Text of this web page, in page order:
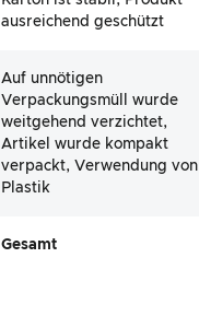
ausreichend geschützt
Auf unnötigen
Verpackungsmüll wurde
weitgehend verzichtet,
Artikel wurde kompakt
verpackt, Verwendung von
Plastik
Gesamt